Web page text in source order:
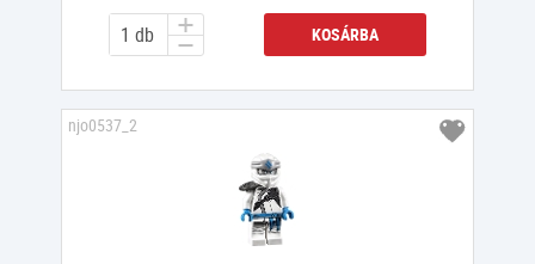
KOSÁRBA
njo0537_2